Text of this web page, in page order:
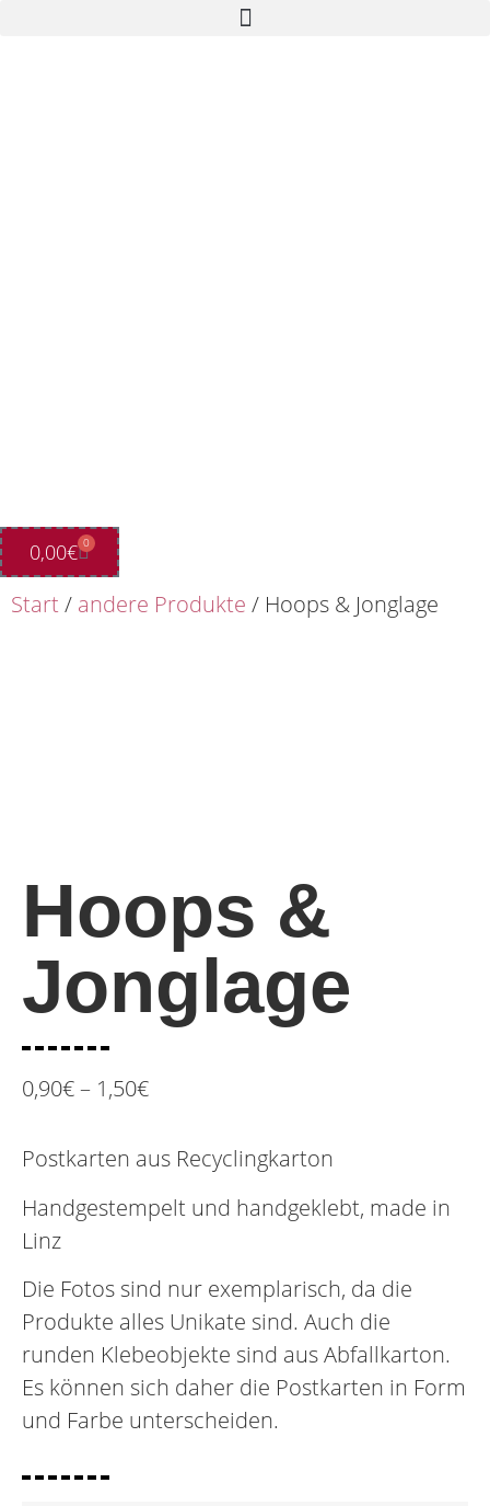
0,00€ 0
Start/ andere Produkte / Hoops & Jonglage
Hoops &
Jonglage
0,90€– 1,50€
Postkarten aus Recyclingkarton
Handgestempelt und handgeklebt, made in
Linz
Die Fotos sind nur exemplarisch, da die
Produkte alles Unikate sind. Auch die
runden Klebeobjekte sind aus Abfallkarton.
Es können sich daher die Postkarten in Form
und Farbe unterscheiden.